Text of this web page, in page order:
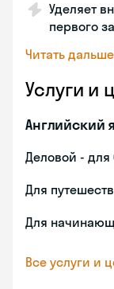
Уделяет
первого
Читать дальше
Услуги и
Английский
Деловой - для
Для
Для
Все услуги и